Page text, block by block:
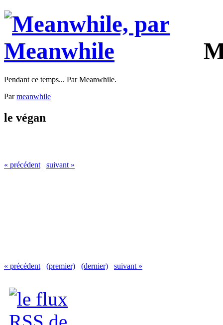
Pendant ce temps... Par Meanwhile.
Parmeanwhile
le végan
« précédent suivant »
« précédent (premier) (dernier) suivant »